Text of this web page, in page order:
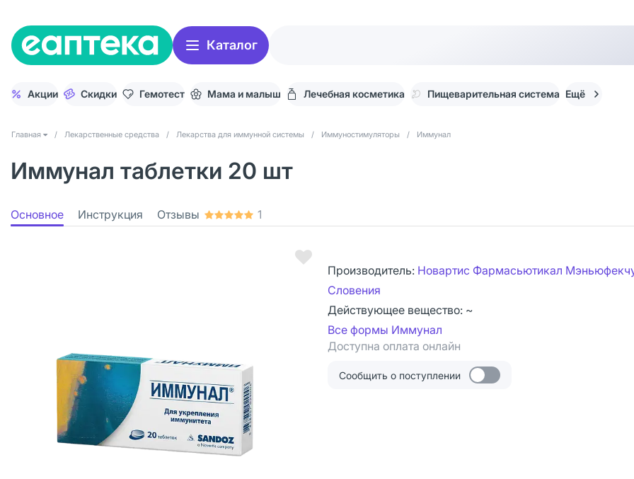
Каталог
Акции Скидки Гемотест Мама и малыш Лечебная косметика Пищеварительная система Ещё
Главная / Лекарственные средства / Лекарства для иммунной системы / Иммуностимуляторы / Иммунал
Иммунал таблетки 20 шт
Основное Инструкция Отзывы 1
Производитель: Новартис Фармасьютикал
Словения
Действующее вещество: ~
Все формы Иммунал
Доступна оплата онлайн
Сообщить о поступлении